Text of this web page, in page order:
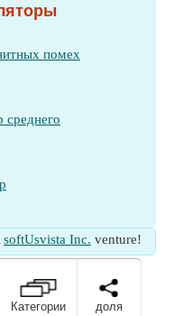
помех
среднего
softUsvista Inc. venture!
Категории
доля